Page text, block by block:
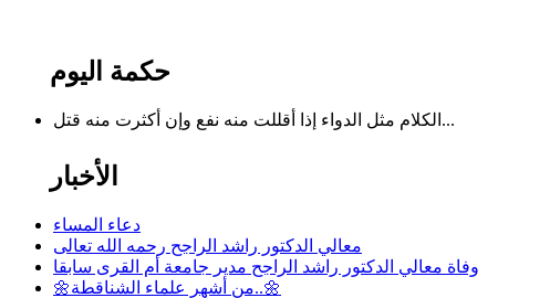
حكمة اليوم
الكلام مثل الدواء إذا أقللت منه نفع وإن أكثرت منه قتل...
الأخبار
دعاء المساء
معالي الدكتور راشد الراجح رحمه الله تعالى
وفاة معالي الدكتور راشد الراجح مدير جامعة أم القرى سابقا
🌼من أشهر علماء الشناقطة..🌼